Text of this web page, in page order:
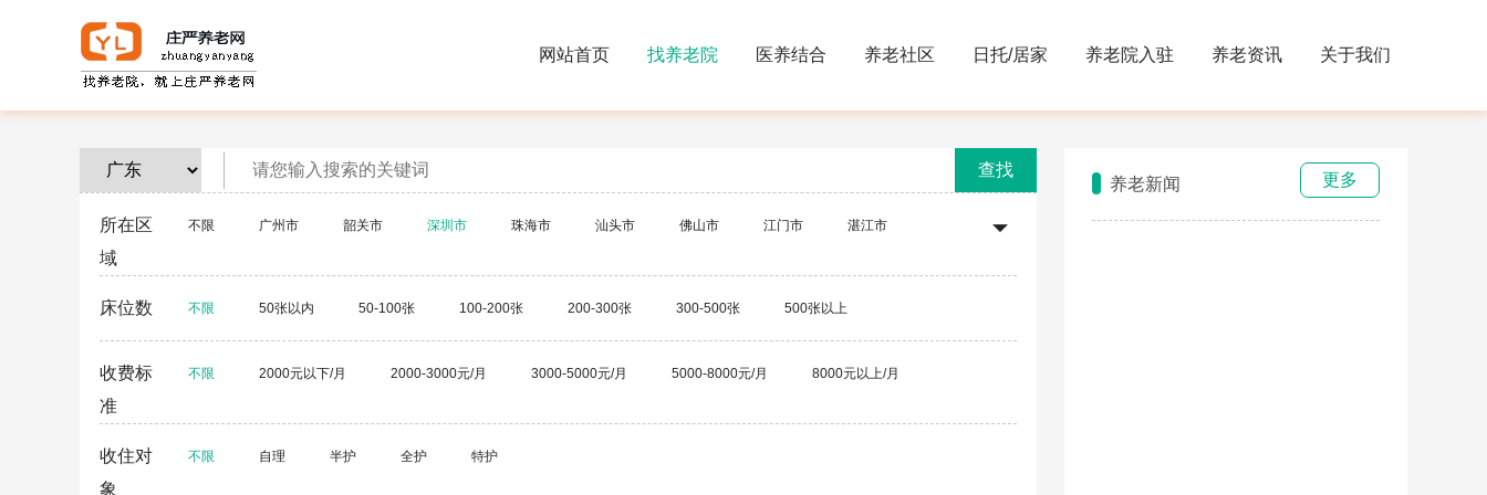
网站首页 找养老院 医养结合 养老社区 日托/居家 养老院入驻 养老资讯 关于我们
查找
所在区
域
不限 广州市 韶关市 深圳市 珠海市 汕头市 佛山市 江门市 湛江市
茂名市 肇庆市 惠州市 梅州市 汕尾市 河源市 阳江市 清远市 东莞市
床位数 不限 50张以内 50-100张 100-200张 200-300张 300-500张 500张以上
收费标
准
不限 2000元以下/月 2000-3000元/月 3000-5000元/月 5000-8000元/月 8000元以上/月
收住对
象
不限 自理 半护 全护 特护
养老新闻 更多